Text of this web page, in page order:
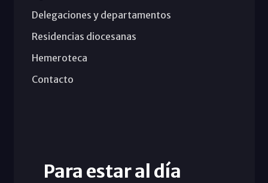
Delegaciones y departamentos
Residencias diocesanas
Hemeroteca
Contacto
Para estar al día